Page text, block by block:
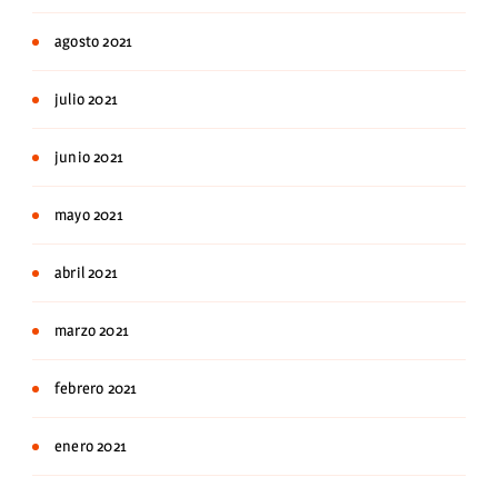
agosto 2021
julio 2021
junio 2021
mayo 2021
abril 2021
marzo 2021
febrero 2021
enero 2021